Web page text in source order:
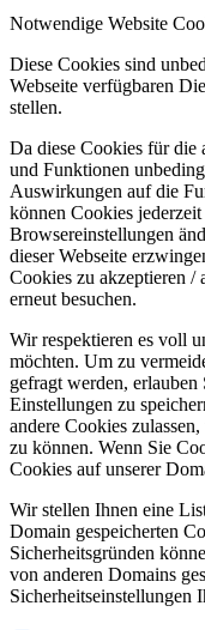
Notwendige Website
Diese Cookies sind
Webseite verfügbaren
stellen.
Da diese Cookies für die
und Funktionen
Auswirkungen auf die
können Cookies
Browsereinstellungen
dieser Webseite
Cookies zu akzeptieren /
erneut besuchen.
Wir respektieren es voll
möchten. Um zu
gefragt werden,
Einstellungen zu
andere Cookies
zu können. Wenn Sie
Cookies auf unserer
Wir stellen Ihnen eine
Domain gespeicherten
Sicherheitsgründen
von anderen Domains
Sicherheitseinstellungen